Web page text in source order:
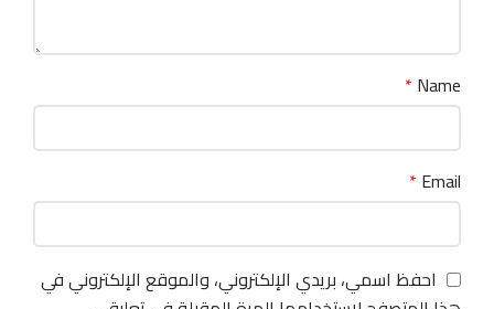
Name
*
Email
*
احفظ اسمي، بريدي الإلكتروني، والموقع الإلكتروني في